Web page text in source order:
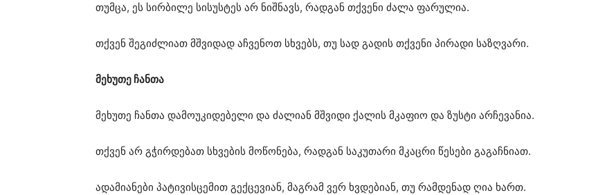
თუმცა, ეს სირბილე სისუსტეს არ ნიშნავს, რადგან თქვენი ძალა ფარულია.
თქვენ შეგიძლიათ მშვიდად აჩვენოთ სხვებს, თუ სად გადის თქვენი პირადი საზღვარი.
მეხუთე ჩანთა
მეხუთე ჩანთა დამოუკიდებელი და ძალიან მშვიდი ქალის მკაფიო და ზუსტი არჩევანია.
თქვენ არ გჭირდებათ სხვების მოწონება, რადგან საკუთარი მკაცრი წესები გაგაჩნიათ.
ადამიანები პატივისცემით გექცევიან, მაგრამ ვერ ხვდებიან, თუ რამდენად ღია ხართ.